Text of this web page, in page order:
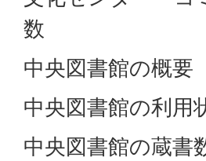
数
中央図書館の概要
中央図書館の利用
中央図書館の蔵書